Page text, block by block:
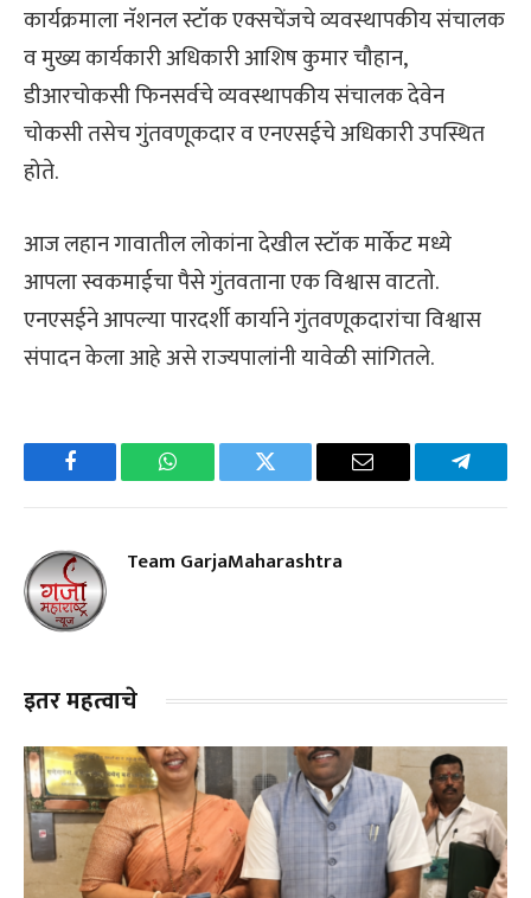
कार्यक्रमाला नॅशनल स्टॉक एक्सचेंजचे व्यवस्थापकीय संचालक
व मुख्य कार्यकारी अधिकारी आशिष कुमार चौहान,
डीआरचोकसी फिनसर्वचे व्यवस्थापकीय संचालक देवेन
चोकसी तसेच गुंतवणूकदार व एनएसईचे अधिकारी उपस्थित
होते.
आज लहान गावातील लोकांना देखील स्टॉक मार्केट मध्ये
आपला स्वकमाईचा पैसे गुंतवताना एक विश्वास वाटतो.
एनएसईने आपल्या पारदर्शी कार्याने गुंतवणूकदारांचा विश्वास
संपादन केला आहे असे राज्यपालांनी यावेळी सांगितले.
Facebook WhatsApp Twitter Email
Team GarjaMaharashtra
इतर महत्वाचे